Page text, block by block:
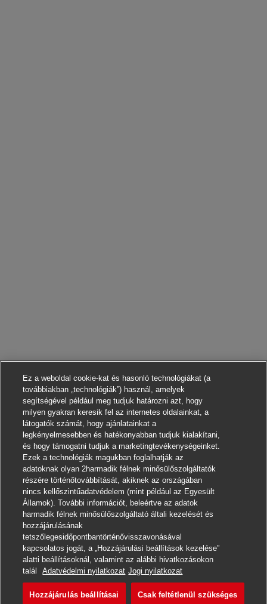
Jelentkezni
Ez a weboldal cookie-kat és hasonló technológiákat (a
továbbiakban „technológiák”) használ, amelyek
segítségével például meg tudjuk határozni azt, hogy
milyen gyakran keresik fel az internetes oldalainkat, a
látogatók számát, hogy ajánlatainkat a
legkényelmesebben és hatékonyabban tudjuk kialakítani,
és hogy támogatni tudjuk a marketingtevékenységeinket.
Ezek a technológiák magukban foglalhatják az
adatoknak olyan 2harmadik félnek minősülőszolgáltatók
részére történőtovábbítását, akiknek az országában
nincs kellőszintűadatvédelem (mint például az Egyesült
Államok). További információt, beleértve az adatok
harmadik félnek minősülőszolgáltató általi kezelését és
hozzájárulásának
tetszőlegesidőpontbantörténővisszavonásával
kapcsolatos jogát, a „Hozzájárulási beállítások kezelése”
alatti beállításoknál, valamint az alábbi hivatkozásokon
talál
Adatvédelmi nyilatkozat Jogi nyilatkozat
Hozzájárulás beállításai Csak feltétlenül szükséges